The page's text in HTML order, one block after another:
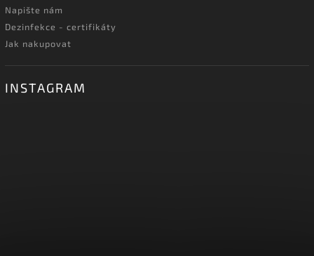
Napište nám
Dezinfekce - certifikáty
Jak nakupovat
INSTAGRAM